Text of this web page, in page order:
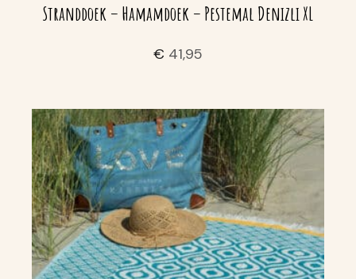
Stranddoek – Hamamdoek – Pestemal Denizli XL
€ 41,95